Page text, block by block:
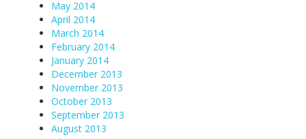
May 2014
April 2014
March 2014
February 2014
January 2014
December 2013
November 2013
October 2013
September 2013
August 2013